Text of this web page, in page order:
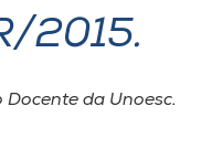
2015.
da Unoesc.